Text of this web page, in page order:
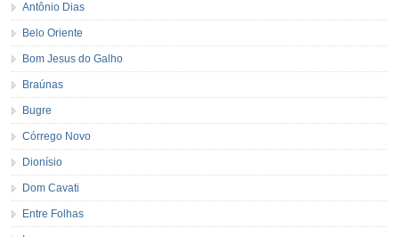
Antônio Dias
Belo Oriente
Bom Jesus do Galho
Braúnas
Bugre
Córrego Novo
Dionísio
Dom Cavati
Entre Folhas